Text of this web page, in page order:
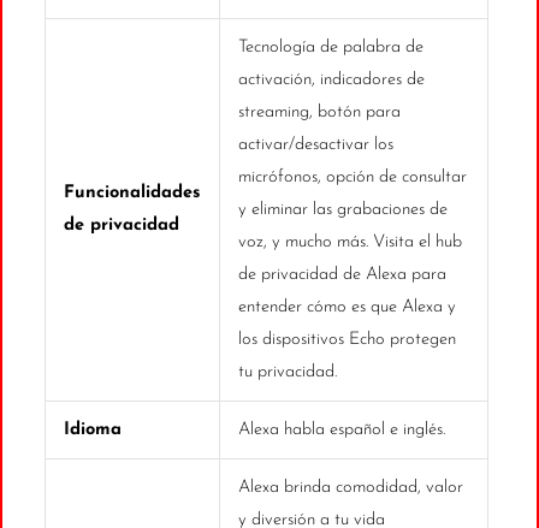
Funcionalidades
de privacidad
Tecnología de palabra de
activación, indicadores de
streaming, botón para
activar/desactivar los
micrófonos, opción de consultar
y eliminar las grabaciones de
voz, y mucho más. Visita el hub
de privacidad de Alexa para
entender cómo es que Alexa y
los dispositivos Echo protegen
tu privacidad.
Idioma Alexa habla español e inglés.
Alexa brinda comodidad, valor
y diversión a tu vida